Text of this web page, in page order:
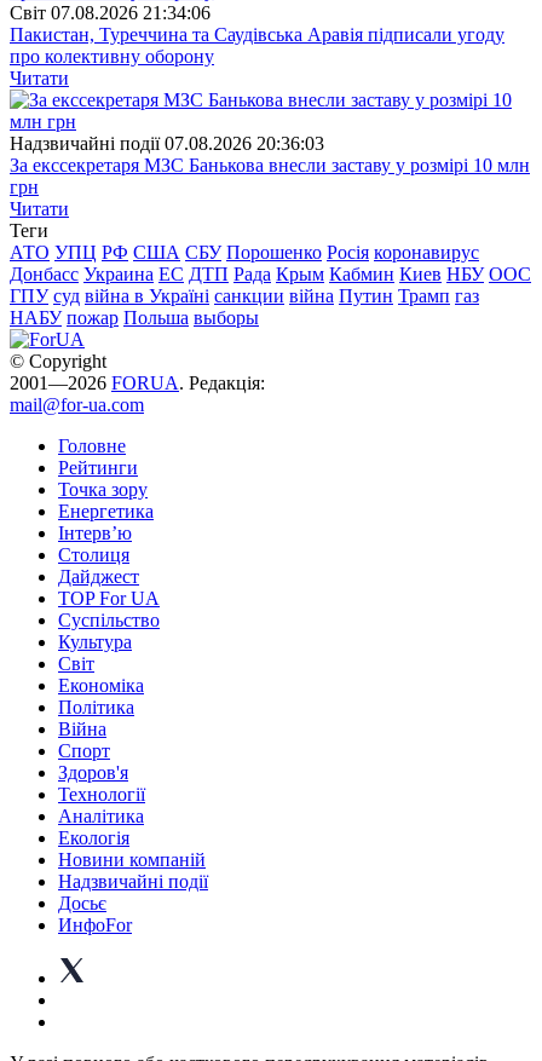
Свiт 07.08.2026 21:34:06
Пакистан, Туреччина та Саудівська Аравія підписали угоду
про колективну оборону
Читати
Надзвичайні події 07.08.2026 20:36:03
За екссекретаря МЗС Банькова внесли заставу у розмірі 10 млн
грн
Читати
Теги
АТО УПЦ РФ США СБУ Порошенко Росія коронавирус
Донбасс Украина ЕС ДТП Рада Крым Кабмин Киев НБУ ООС
ГПУ суд війна в Україні санкции війна Путин Трамп газ
НАБУ пожар Польша выборы
© Copyright
2001—2026 FORUA. Редакція:
mail@for-ua.com
Головне
Рейтинги
Точка зору
Енергетика
Інтерв’ю
Столиця
Дайджест
TOP For UA
Суспiльство
Культура
Світ
Економіка
Політика
Війна
Спорт
Здоров'я
Технології
Аналітика
Екологія
Новини компаній
Надзвичайні події
Досьє
ИнфоFor